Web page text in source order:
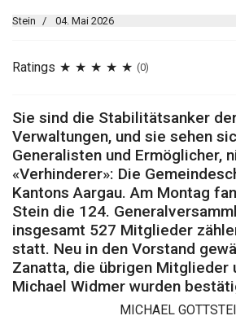
Stein 04. Mai 2026
Ratings (0)
Sie sind die Stabilitätsanker
Verwaltungen, und sie sehen
Generalisten und Ermöglicher,
«Verhinderer»: Die
Kantons Aargau. Am Montag
Stein die 124.
insgesamt 527 Mitglieder
statt. Neu in den Vorstand
Zanatta, die übrigen Mitglieder
Michael Widmer wurden
MICHAEL